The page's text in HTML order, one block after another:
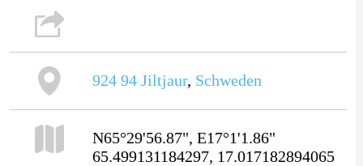
924 94 Jiltjaur, Schweden
N65°29'56.87", E17°1'1.86"
65.499131184297, 17.017182894065